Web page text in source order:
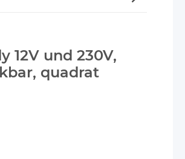
12V und 230V,
quadrat